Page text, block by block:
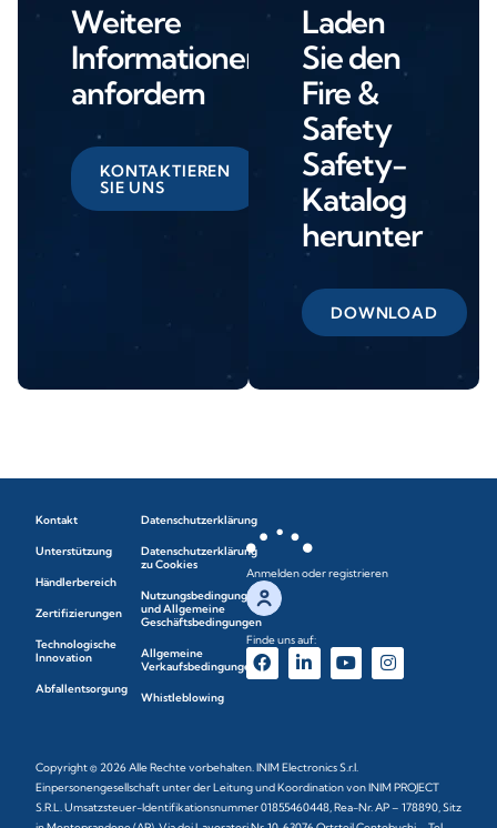
Weitere
Informationen
anfordern
KONTAKTIEREN
SIE UNS
Laden
Sie den
Fire &
Safety
Safety-
Katalog
herunter
DOWNLOAD
Kontakt
Unterstützung
Händlerbereich
Zertifizierungen
Technologische
Innovation
Abfallentsorgung
Datenschutzerklärung
Datenschutzerklärung
zu Cookies
Nutzungsbedingungen
und Allgemeine
Geschäftsbedingungen
Allgemeine
Verkaufsbedingungen
Whistleblowing
Anmelden oder registrieren
Finde uns auf:
Copyright © 2026 Alle Rechte vorbehalten. INIM Electronics S.r.l.
Einpersonengesellschaft unter der Leitung und Koordination von INIM PROJECT
S.R.L. Umsatzsteuer-Identifikationsnummer 01855460448, Rea-Nr. AP – 178890, Sitz